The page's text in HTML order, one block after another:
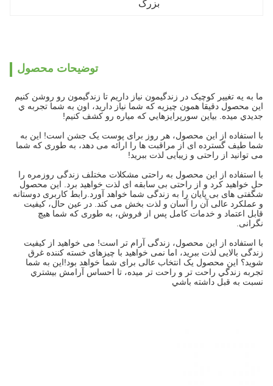
بزرگ
توضیحات محصول
ما به يه تغيير کوچيک در زندگيمون نياز داريم تا زندگيمون رو روشن کنيم
اين محصول دقیقا همون چيزيه که شما نياز داريد، اون به شما تجربه ي
جديدي ميده. بياين سورپرايزهايي که مياره رو کشف کنيم!
با استفاده از این محصول، هر روز برای پوست یک جشن است! این به
شما طیف گسترده ای از مراقبت ها را ارائه می دهد، به طوری که شما
می توانید از راحتی و زیبایی لذت ببرید!
با استفاده از این محصول به راحتی مشکلات مختلف زندگی روزمره را
حل خواهید کرد و از راحتی بی سابقه ای لذت خواهید برد. این محصول
شگفتی های بی پایان را به زندگی شما خواهد آورد.رابط کاربری دوستانه
و عملکرد عالی آن را آسان و لذت بخش می کند. در عین حال، کیفیت
قابل اعتماد و خدمات کامل پس از فروش، به طوری که شما هیچ
نگرانی.
با استفاده از این محصول، زندگی آرام تر است! می خواهید از کیفیت
زندگی بالایی لذت ببرید، اما نمی خواهید با چیزهای خسته کننده غرق
شوید؟ این محصول یک انتخاب عالی برای شما خواهد بود!اين به شما
تجربه زندگي راحت تر و راحت تر ميده، تا احساس آرامش بيشتري
نسبت به قبل داشته باشي